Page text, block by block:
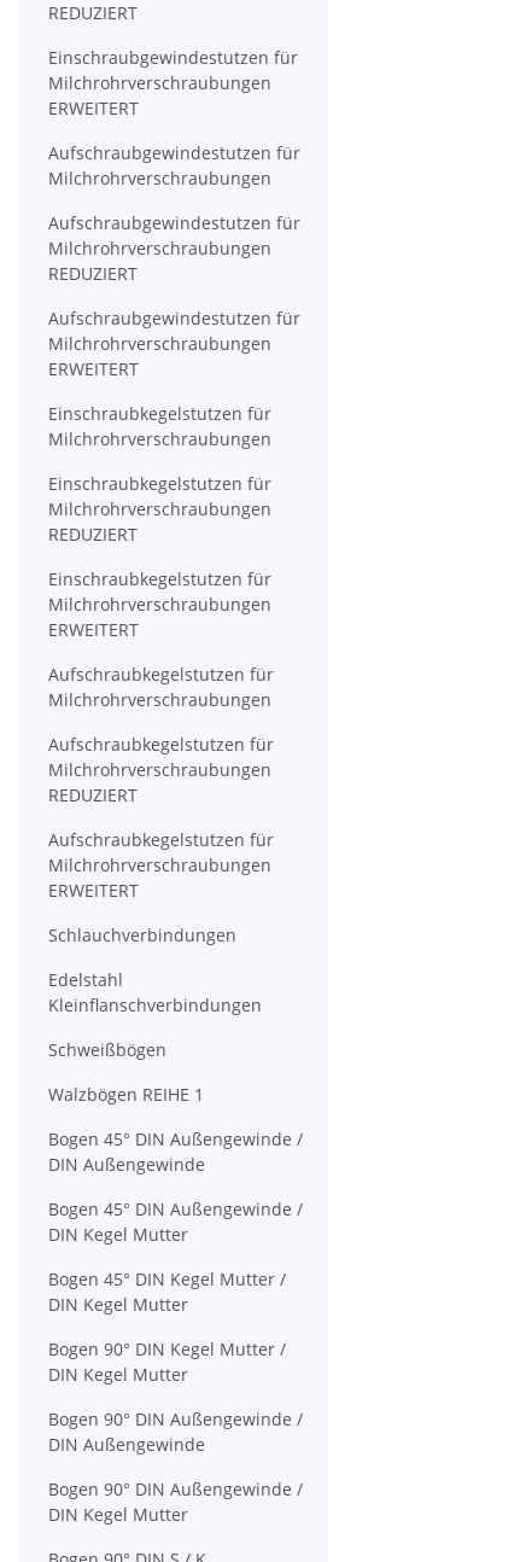
REDUZIERT
Einschraubgewindestutzen für
Milchrohrverschraubungen
ERWEITERT
Aufschraubgewindestutzen für
Milchrohrverschraubungen
Aufschraubgewindestutzen für
Milchrohrverschraubungen
REDUZIERT
Aufschraubgewindestutzen für
Milchrohrverschraubungen
ERWEITERT
Einschraubkegelstutzen für
Milchrohrverschraubungen
Einschraubkegelstutzen für
Milchrohrverschraubungen
REDUZIERT
Einschraubkegelstutzen für
Milchrohrverschraubungen
ERWEITERT
Aufschraubkegelstutzen für
Milchrohrverschraubungen
Aufschraubkegelstutzen für
Milchrohrverschraubungen
REDUZIERT
Aufschraubkegelstutzen für
Milchrohrverschraubungen
ERWEITERT
Schlauchverbindungen
Edelstahl
Kleinflanschverbindungen
Schweißbögen
Walzbögen REIHE 1
Bogen 45° DIN Außengewinde /
DIN Außengewinde
Bogen 45° DIN Außengewinde /
DIN Kegel Mutter
Bogen 45° DIN Kegel Mutter /
DIN Kegel Mutter
Bogen 90° DIN Kegel Mutter /
DIN Kegel Mutter
Bogen 90° DIN Außengewinde /
DIN Außengewinde
Bogen 90° DIN Außengewinde /
DIN Kegel Mutter